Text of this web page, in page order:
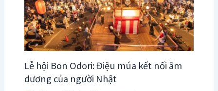
Lễ hội Bon Odori: Điệu múa kết nối âm
dương của người Nhật